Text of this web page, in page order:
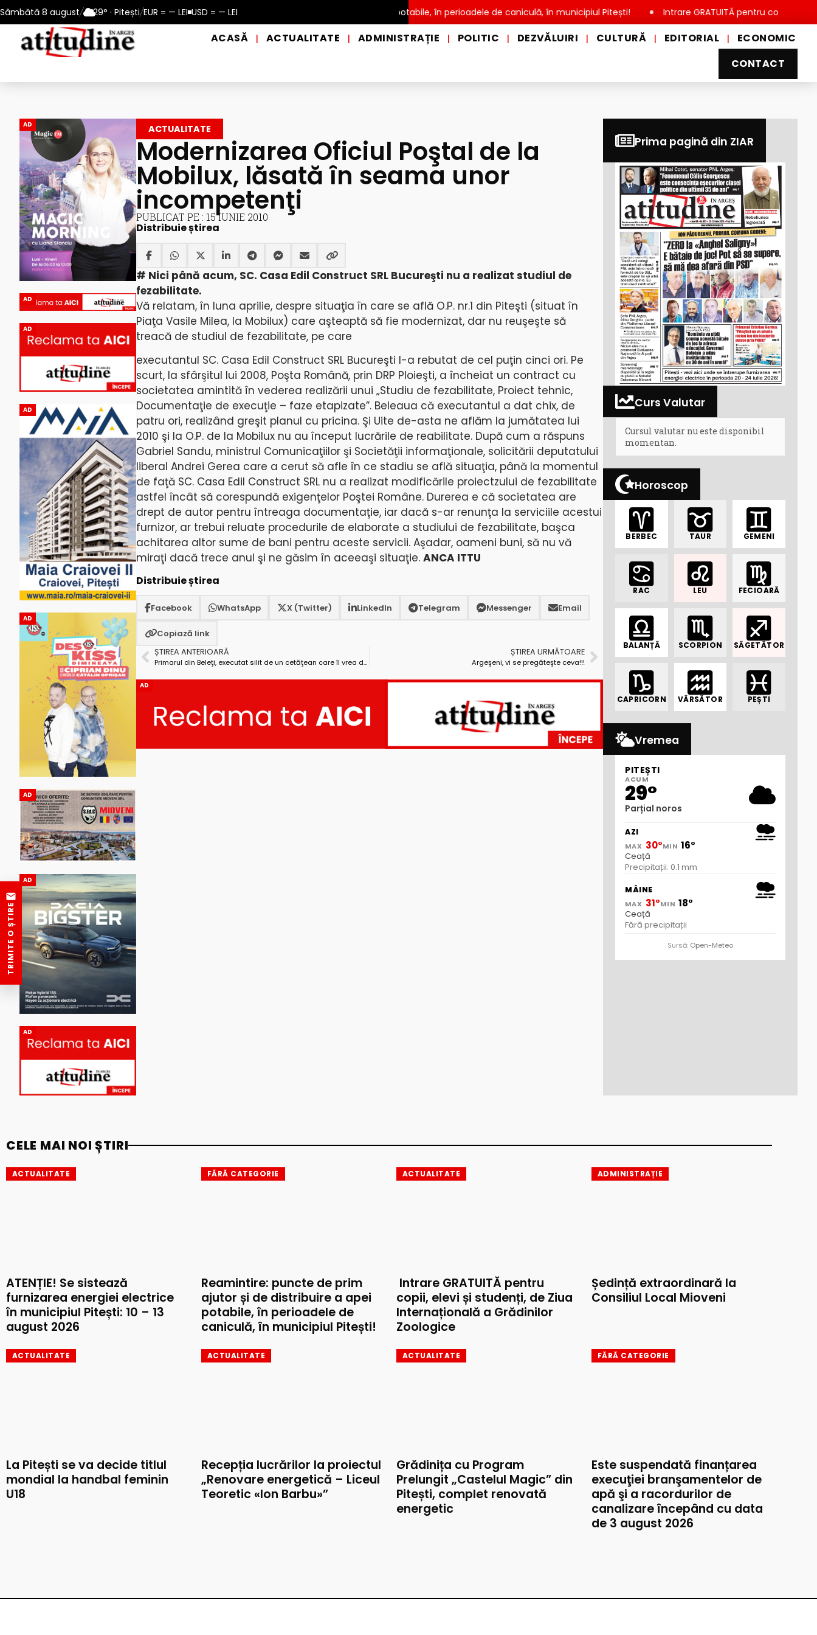
Sâmbătă 8 august/ 29° · Pitești/EUR = — LEI USD = — LEI
10 – 13 august 2026 Reamintire: puncte de prim ajutor și de distribuire a apei potabile, în perioadele de caniculă, în municipiul Pitești! Intrare GRATUITĂ pentru copii, elevi și
ACASĂ | ACTUALITATE | ADMINISTRAȚIE | POLITIC | DEZVĂLUIRI | CULTURĂ | EDITORIAL |
ECONOMIC
CONTACT
AD
AD
AD
AD
AD
AD
AD
AD
ACTUALITATE
Modernizarea Oficiul Poştal de la
Mobilux, lăsată în seama unor
incompetenţi
PUBLICAT PE : 15 IUNIE 2010
Distribuie știrea
# Nici până acum, SC. Casa Edil Construct SRL Bucureşti nu a realizat studiul de
fezabilitate.
Vă relatam, în luna aprilie, despre situaţia în care se află O.P. nr.1 din Piteşti (situat în
Piaţa Vasile Milea, la Mobilux) care aşteaptă să fie modernizat, dar nu reuşeşte să
treacă de studiul de fezabilitate, pe care
executantul SC. Casa Edil Construct SRL Bucureşti l-a rebutat de cel puţin cinci ori. Pe
scurt, la sfârşitul lui 2008, Poşta Română, prin DRP Ploieşti, a încheiat un contract cu
societatea amintită în vederea realizării unui „Studiu de fezabilitate, Proiect tehnic,
Documentaţie de execuţie – faze etapizate”. Beleaua că executantul a dat chix, de
patru ori, realizând greşit planul cu pricina. Şi Uite de-asta ne aflăm la jumătatea lui
2010 şi la O.P. de la Mobilux nu au început lucrările de reabilitate. După cum a răspuns
Gabriel Sandu, ministrul Comunicaţiilor şi Societăţii informaţionale, solicitării deputatului
liberal Andrei Gerea care a cerut să afle în ce stadiu se află situaţia, până la momentul
de faţă SC. Casa Edil Construct SRL nu a realizat modificările proiectzului de fezabilitate
astfel încât să corespundă exigenţelor Poştei Române. Durerea e că societatea are
drept de autor pentru întreaga documentaţie, iar dacă s-ar renunţa la serviciile acestui
furnizor, ar trebui reluate procedurile de elaborate a studiului de fezabilitate, başca
achitarea altor sume de bani pentru aceste servicii. Aşadar, oameni buni, să nu vă
miraţi dacă trece anul şi ne găsim în aceeaşi situaţie. ANCA ITTU
Distribuie știrea
Facebook WhatsApp X (Twitter) LinkedIn Telegram Messenger Email
Copiază link
ȘTIREA ANTERIOARĂ
Primarul din Beleţi, executat silit de un cetăţean care îl vrea după gratii
ȘTIREA URMĂTOARE
Argeşeni, vi se pregăteşte ceva!!!
AD
Prima pagină din ZIAR
Curs Valutar
Cursul valutar nu este disponibil
momentan.
Horoscop
BERBEC TAUR GEMENI
RAC LEU FECIOARĂ
BALANȚĂ SCORPION SĂGETĂTOR
CAPRICORN VĂRSĂTOR PEȘTI
Vremea
PITEȘTI
ACUM
29°
Parțial noros
AZI
MAX 30°MIN 16°
Ceață
Precipitații: 0.1 mm
MÂINE
MAX 31°MIN 18°
Ceață
Fără precipitații
Sursă: Open-Meteo
CELE MAI NOI ȘTIRI
ACTUALITATE
ATENȚIE! Se sistează
furnizarea energiei electrice
în municipiul Pitești: 10 – 13
august 2026
FĂRĂ CATEGORIE
Reamintire: puncte de prim
ajutor și de distribuire a apei
potabile, în perioadele de
caniculă, în municipiul Pitești!
ACTUALITATE
Intrare GRATUITĂ pentru
copii, elevi și studenți, de Ziua
Internațională a Grădinilor
Zoologice
ADMINISTRAȚIE
Ședință extraordinară la
Consiliul Local Mioveni
ACTUALITATE
La Pitești se va decide titlul
mondial la handbal feminin
U18
ACTUALITATE
Recepția lucrărilor la proiectul
„Renovare energetică – Liceul
Teoretic «Ion Barbu»”
ACTUALITATE
Grădinița cu Program
Prelungit „Castelul Magic” din
Pitești, complet renovată
energetic
FĂRĂ CATEGORIE
Este suspendată finanțarea
execuţiei branşamentelor de
apă şi a racordurilor de
canalizare începând cu data
de 3 august 2026
TRIMITE O ȘTIRE